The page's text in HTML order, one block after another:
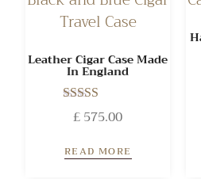
Leather Cigar Case Made
In England
Rated
5.00
£575.00
READ MORE